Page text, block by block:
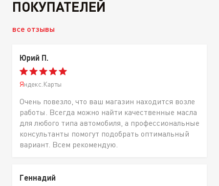
ПОКУПАТЕЛЕЙ
все отзывы
Юрий П.
Яндекс.Карты
Очень повезло, что ваш магазин находится возле
работы. Всегда можно найти качественные масла
для любого типа автомобиля, а профессиональные
консультанты помогут подобрать оптимальный
вариант. Всем рекомендую.
Геннадий